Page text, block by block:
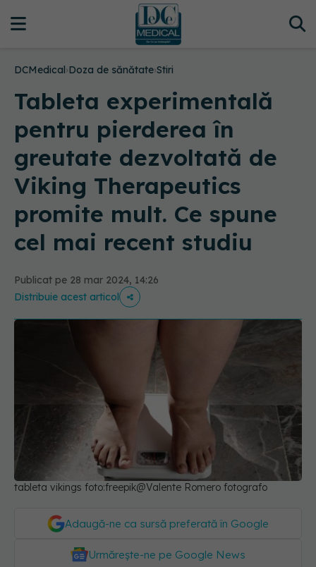
DCMedical›Doza de sănătate›Stiri
Tableta experimentală
pentru pierderea în
greutate dezvoltată de
Viking Therapeutics
promite mult. Ce spune
cel mai recent studiu
Publicat pe 28 mar 2024, 14:26
Distribuie acest articol
tableta vikings foto:freepik@Valente Romero fotografo
Adaugă-ne ca sursă preferată în Google
Urmărește-ne pe Google News